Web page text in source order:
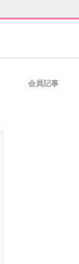
会員記事